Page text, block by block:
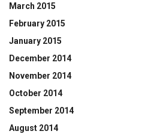
March 2015
February 2015
January 2015
December 2014
November 2014
October 2014
September 2014
August 2014